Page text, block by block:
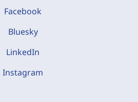
Facebook
Bluesky
LinkedIn
Instagram